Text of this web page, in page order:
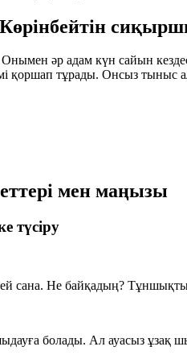
әр адам күн сайын
қоршап тұрады. Онсыз тыныс
мен маңызы
түсіру
Не байқадың? Тұншықтың
болады. Ал ауасыз ұзақ